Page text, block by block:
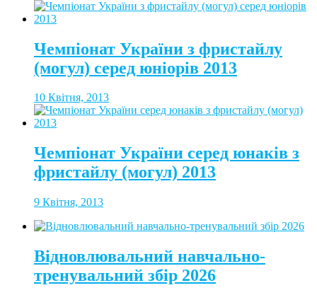
Чемпіонат України з фристайлу
(могул) серед юніорів 2013
10 Квітня, 2013
Чемпіонат України серед юнаків з
фристайлу (могул) 2013
9 Квітня, 2013
Відновлювальний навчально-
тренувальний збір 2026